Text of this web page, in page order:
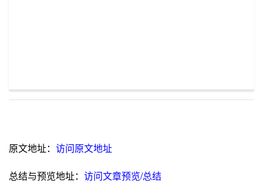
原文地址： 访问原文地址
总结与预览地址： 访问文章预览/总结